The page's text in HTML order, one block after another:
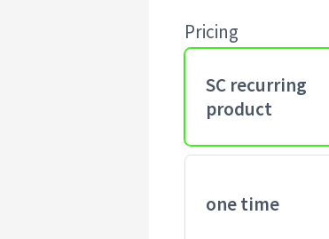
o
w
Pricing
SC recurring
product
one time